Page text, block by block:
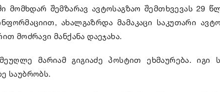
შემზარავ ავტოსაგზაო შემთხვევას 29
ახალგაზრდა მამაკაცი საკუთარი
მოძრავი მანქანა დაეჯახა.
მარიამ გიგიაძე პოსტით ეხმაურება. იგი
საუბრობს.